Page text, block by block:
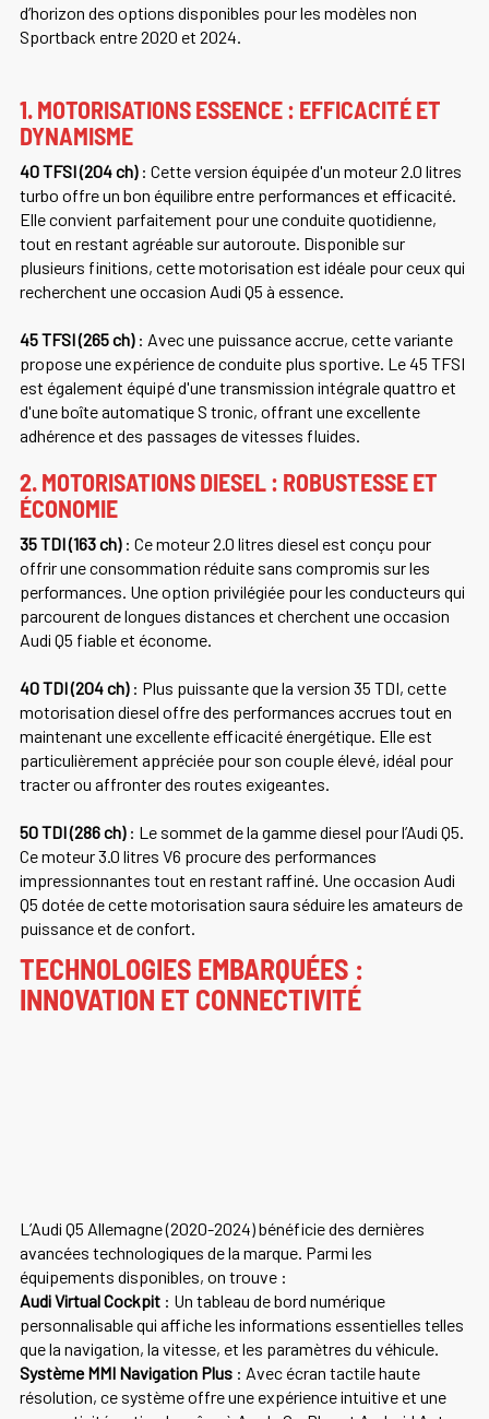
d’horizon des options disponibles pour les modèles non
Sportback entre 2020 et 2024.
1. MOTORISATIONS ESSENCE : EFFICACITÉ ET
DYNAMISME
40 TFSI (204 ch): Cette version équipée d'un moteur 2.0 litres
turbo offre un bon équilibre entre performances et efficacité.
Elle convient parfaitement pour une conduite quotidienne,
tout en restant agréable sur autoroute. Disponible sur
plusieurs finitions, cette motorisation est idéale pour ceux qui
recherchent une occasion Audi Q5 à essence.
45 TFSI (265 ch): Avec une puissance accrue, cette variante
propose une expérience de conduite plus sportive. Le 45 TFSI
est également équipé d'une transmission intégrale quattro et
d'une boîte automatique S tronic, offrant une excellente
adhérence et des passages de vitesses fluides.
2. MOTORISATIONS DIESEL : ROBUSTESSE ET
ÉCONOMIE
35 TDI (163 ch): Ce moteur 2.0 litres diesel est conçu pour
offrir une consommation réduite sans compromis sur les
performances. Une option privilégiée pour les conducteurs qui
parcourent de longues distances et cherchent une occasion
Audi Q5 fiable et économe.
40 TDI (204 ch): Plus puissante que la version 35 TDI, cette
motorisation diesel offre des performances accrues tout en
maintenant une excellente efficacité énergétique. Elle est
particulièrement appréciée pour son couple élevé, idéal pour
tracter ou affronter des routes exigeantes.
50 TDI (286 ch): Le sommet de la gamme diesel pour l’Audi Q5.
Ce moteur 3.0 litres V6 procure des performances
impressionnantes tout en restant raffiné. Une occasion Audi
Q5 dotée de cette motorisation saura séduire les amateurs de
puissance et de confort.
TECHNOLOGIES EMBARQUÉES :
INNOVATION ET CONNECTIVITÉ
L’Audi Q5 Allemagne (2020-2024) bénéficie des dernières
avancées technologiques de la marque. Parmi les
équipements disponibles, on trouve :
Audi Virtual Cockpit: Un tableau de bord numérique
personnalisable qui affiche les informations essentielles telles
que la navigation, la vitesse, et les paramètres du véhicule.
Système MMI Navigation Plus: Avec écran tactile haute
résolution, ce système offre une expérience intuitive et une